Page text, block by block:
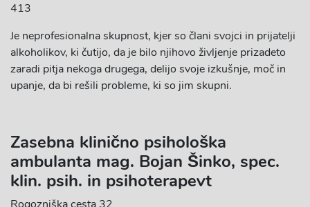
413
Je neprofesionalna skupnost, kjer so člani svojci in prijatelji
alkoholikov, ki čutijo, da je bilo njihovo življenje prizadeto
zaradi pitja nekoga drugega, delijo svoje izkušnje, moč in
upanje, da bi rešili probleme, ki so jim skupni.
Zasebna klinično psihološka
ambulanta mag. Bojan Šinko, spec.
klin. psih. in psihoterapevt